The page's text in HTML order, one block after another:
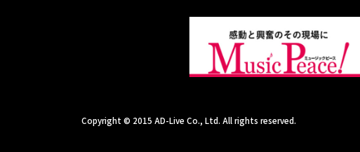
Copyright © 2015 AD-Live Co., Ltd. All rights reserved.